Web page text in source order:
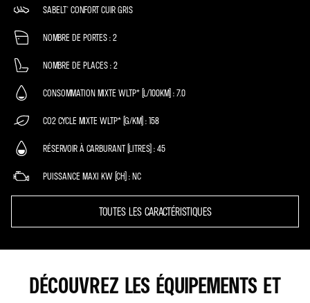
SABELT® CONFORT CUIR GRIS
NOMBRE DE PORTES 2
NOMBRE DE PLACES 2
CONSOMMATION MIXTE WLTP* (L/100KM) 7.0
CO2 CYCLE MIXTE WLTP* (G/KM) 158
RÉSERVOIR À CARBURANT (LITRES) 45
PUISSANCE MAXI KW (CH) NC
TOUTES LES CARACTÉRISTIQUES
DÉCOUVREZ LES ÉQUIPEMENTS ET